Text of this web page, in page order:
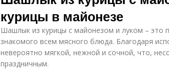
курицы в майонезе
Шашлык из курицы с майонезом и луком – это
знакомого всем мясного блюда. Благодаря
невероятно мягкой, нежной и сочной, что,
праздничным.